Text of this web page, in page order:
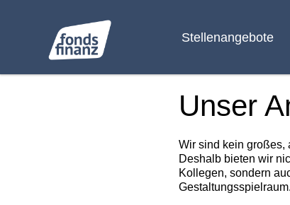
Stellenangebote
Unser
Wir sind kein großes,
Deshalb bieten wir
Kollegen, sondern
Gestaltungsspielraum.